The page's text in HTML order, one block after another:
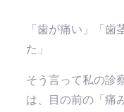
「歯が痛い」「歯
た」
そう言って私の診
は、目の前の「痛